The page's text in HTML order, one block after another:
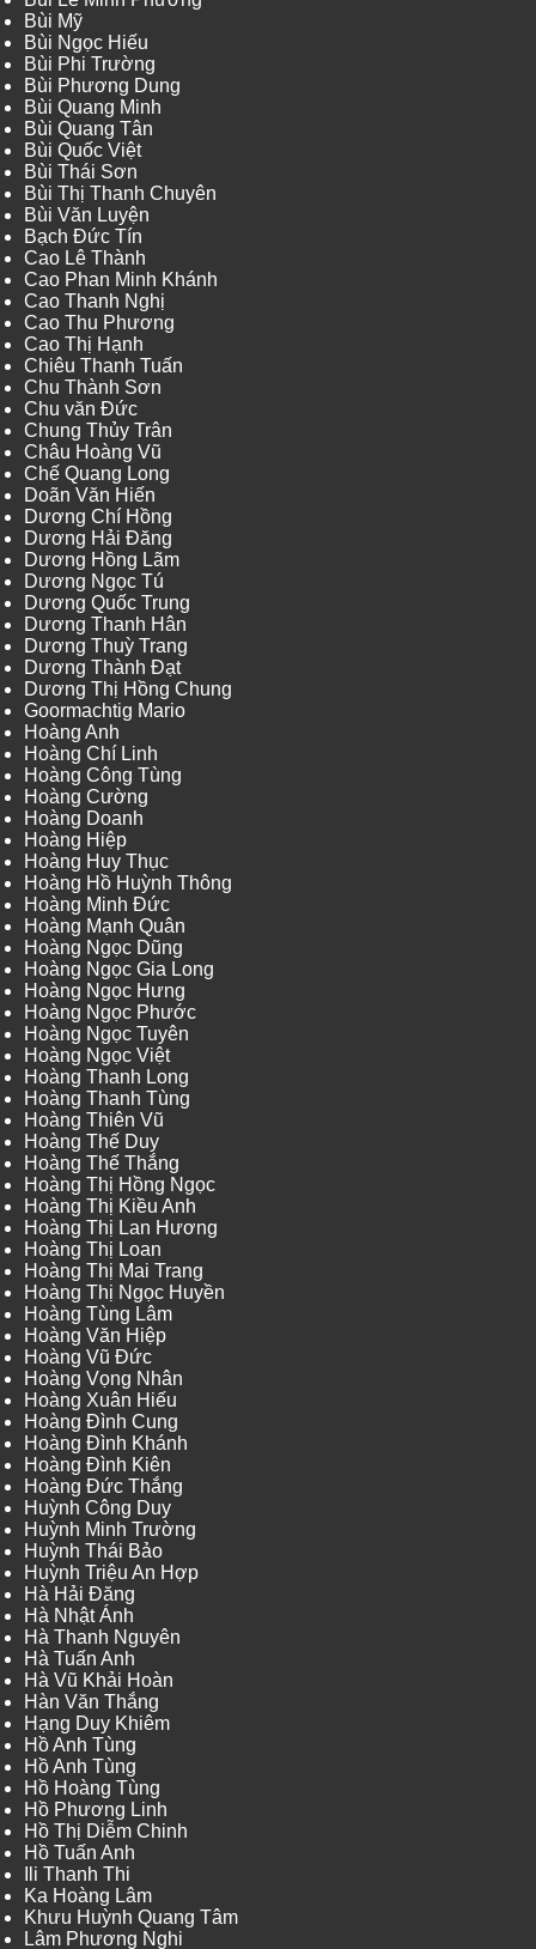
Bùi Mỹ
Bùi Ngọc Hiếu
Bùi Phi Trường
Bùi Phương Dung
Bùi Quang Minh
Bùi Quang Tân
Bùi Quốc Việt
Bùi Thái Sơn
Bùi Thị Thanh Chuyên
Bùi Văn Luyện
Bạch Đức Tín
Cao Lê Thành
Cao Phan Minh Khánh
Cao Thanh Nghị
Cao Thu Phương
Cao Thị Hạnh
Chiêu Thanh Tuấn
Chu Thành Sơn
Chu văn Đức
Chung Thủy Trân
Châu Hoàng Vũ
Chế Quang Long
Doãn Văn Hiến
Dương Chí Hồng
Dương Hải Đăng
Dương Hồng Lãm
Dương Ngọc Tú
Dương Quốc Trung
Dương Thanh Hân
Dương Thuỳ Trang
Dương Thành Đạt
Dương Thị Hồng Chung
Goormachtig Mario
Hoàng Anh
Hoàng Chí Linh
Hoàng Công Tùng
Hoàng Cường
Hoàng Doanh
Hoàng Hiệp
Hoàng Huy Thục
Hoàng Hồ Huỳnh Thông
Hoàng Minh Đức
Hoàng Mạnh Quân
Hoàng Ngọc Dũng
Hoàng Ngọc Gia Long
Hoàng Ngọc Hưng
Hoàng Ngọc Phước
Hoàng Ngọc Tuyên
Hoàng Ngọc Việt
Hoàng Thanh Long
Hoàng Thanh Tùng
Hoàng Thiên Vũ
Hoàng Thế Duy
Hoàng Thế Thắng
Hoàng Thị Hồng Ngọc
Hoàng Thị Kiều Anh
Hoàng Thị Lan Hương
Hoàng Thị Loan
Hoàng Thị Mai Trang
Hoàng Thị Ngọc Huyền
Hoàng Tùng Lâm
Hoàng Văn Hiệp
Hoàng Vũ Đức
Hoàng Vọng Nhân
Hoàng Xuân Hiếu
Hoàng Đình Cung
Hoàng Đình Khánh
Hoàng Đình Kiên
Hoàng Đức Thắng
Huỳnh Công Duy
Huỳnh Minh Trường
Huỳnh Thái Bảo
Huỳnh Triệu An Hợp
Hà Hải Đăng
Hà Nhật Ánh
Hà Thanh Nguyên
Hà Tuấn Anh
Hà Vũ Khải Hoàn
Hàn Văn Thắng
Hạng Duy Khiêm
Hồ Anh Tùng
Hồ Anh Tùng
Hồ Hoàng Tùng
Hồ Phương Linh
Hồ Thị Diễm Chinh
Hồ Tuấn Anh
Ili Thanh Thi
Ka Hoàng Lâm
Khưu Huỳnh Quang Tâm
Lâm Phương Nghi